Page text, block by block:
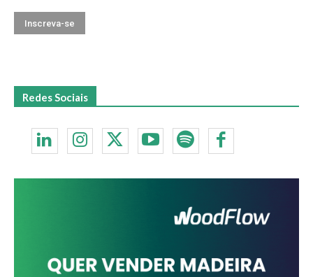
Redes Sociais